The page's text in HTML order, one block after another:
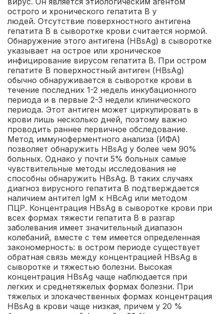
острого и хронического гепатита В у
людей. Отсутствие поверхностного антигена
гепатита В в сыворотке крови считается нормой.
Обнаружение этого антигена (HBsAg) в сыворотке
указывает на острое или хроническое
инфицирование вирусом гепатита В. При остром
гепатите В поверхностный антиген (HBsAg)
обычно обнаруживается в сыворотке крови в
течение последних 1-2 недель инкубационного
периода и в первые 2-3 недели клинического
периода. Этот антиген может циркулировать в
крови лишь несколько дней, поэтому важно
проводить раннее первичное обследование.
Метод иммуноферментного анализа (ИФА)
позволяет обнаружить HBsAg у более чем 90%
больных. Однако у почти 5% больных самые
чувствительные методы исследования не
способны обнаружить HBsAg. В таких случаях
диагноз вирусного гепатита В подтверждается
наличием антител IgM к HBcAg или методом
ПЦР. Концентрация HBsAg в сыворотке крови при
всех формах тяжести гепатита В в разгар
заболевания имеет значительный диапазон
колебаний, вместе с тем имеется определенная
закономерность: в остром периоде существует
обратная связь между концентрацией HBsAg в
сыворотке и тяжестью болезни. Высокая
концентрация HBsAg чаще наблюдается при
легких и среднетяжелых формах болезни. При
тяжелых и злокачественных формах концентрация
HBsAg в крови чаще низкая, причем у 20 %